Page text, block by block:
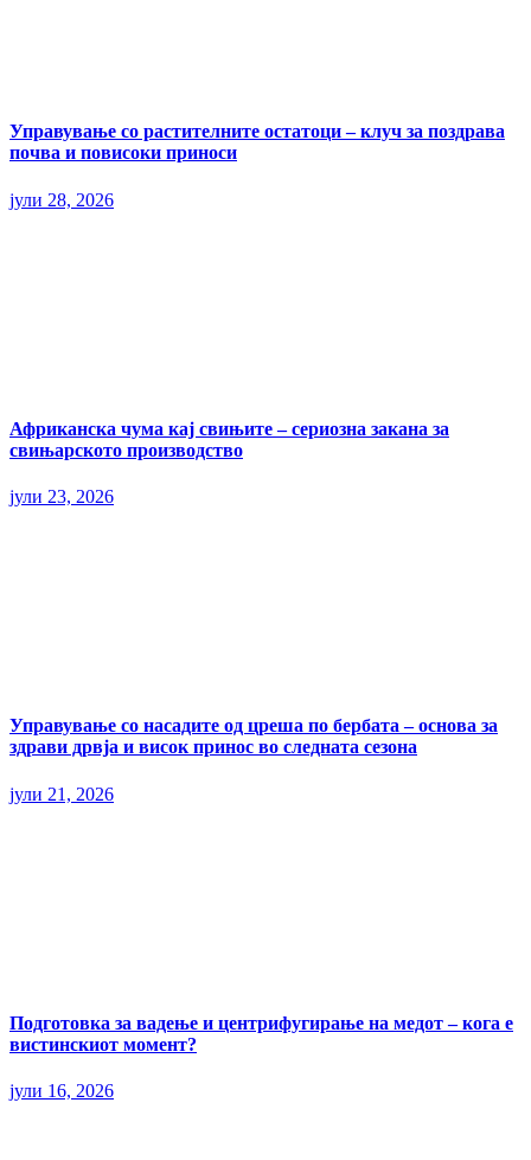
Управување со растителните остатоци – клуч за поздрава
почва и повисоки приноси
јули 28, 2026
Африканска чума кај свињите – сериозна закана за
свињарското производство
јули 23, 2026
Управување со насадите од цреша по бербата – основа за
здрави дрвја и висок принос во следната сезона
јули 21, 2026
Подготовка за вадење и центрифугирање на медот – кога е
вистинскиот момент?
јули 16, 2026